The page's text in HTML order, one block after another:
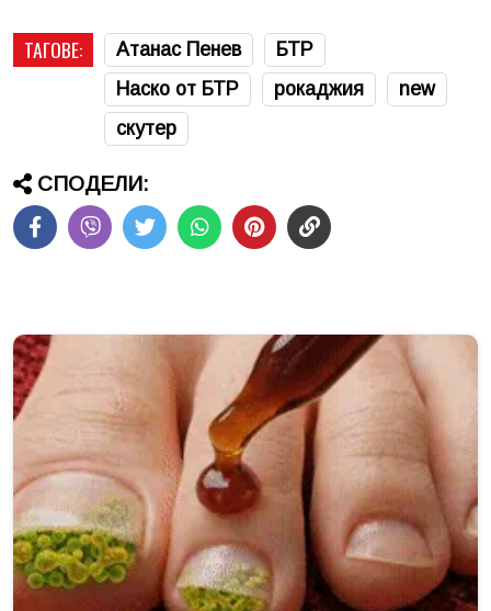
ТАГОВЕ: Атанас Пенев
БТР
Наско от БТР
рокаджия
new
скутер
СПОДЕЛИ: